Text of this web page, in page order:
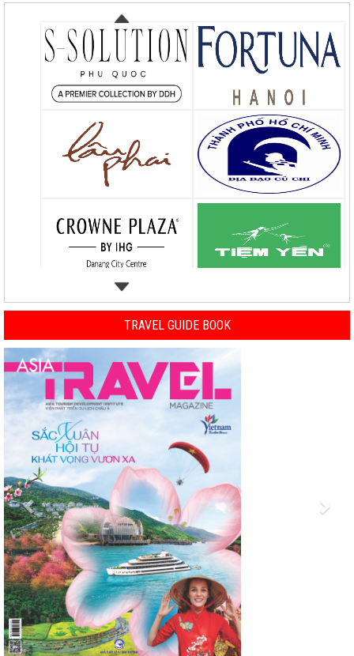
TRAVEL GUIDE BOOK
Previous